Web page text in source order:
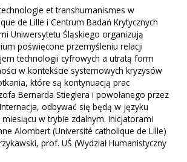
et transhumanismes w
de Lille i Centrum Badań Krytycznych
Uniwersytetu Śląskiego organizują
poświęcone przemyśleniu relacji
technologii cyfrowych a utratą form
w kontekście systemowych kryzysów
które są kontynuacją prac
Bernarda Stieglera i powołanego przez
odbywać się będą w języku
w trybie zdalnym. Inicjatorami
Alombert (Université catholique de Lille)
prof. UŚ (Wydział Humanistyczny